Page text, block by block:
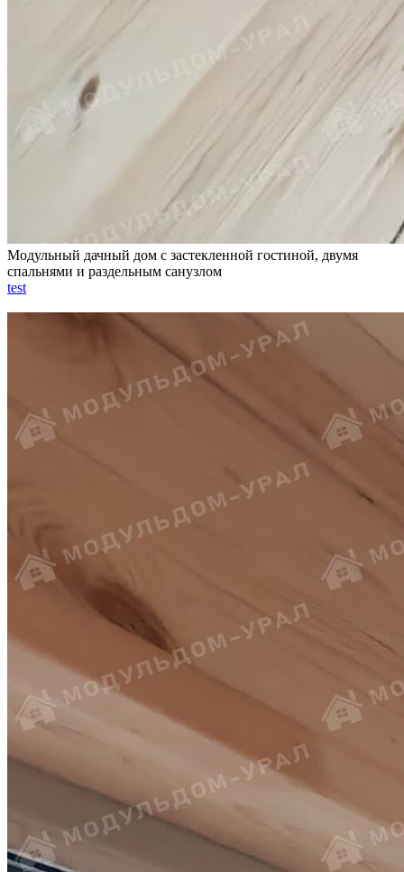
Модульный дачный дом с застекленной гостиной, двумя
спальнями и раздельным санузлом
test